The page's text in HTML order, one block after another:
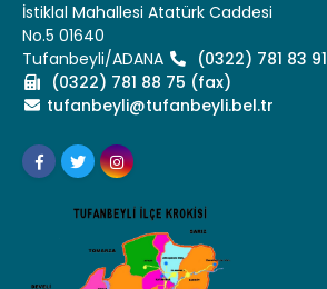
İstiklal Mahallesi Atatürk Caddesi
No.5 01640
Tufanbeyli/ADANA
(0322) 781 83 91
(0322) 781 88 75 (fax)
tufanbeyli@tufanbeyli.bel.tr